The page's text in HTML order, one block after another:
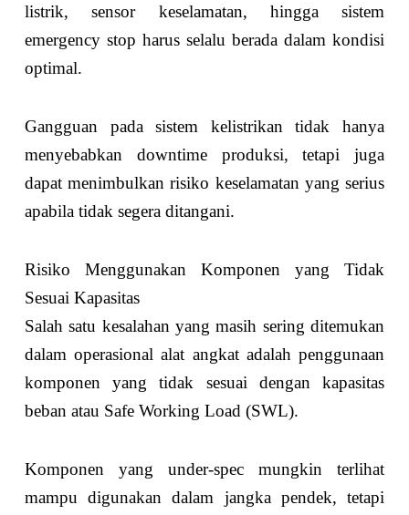
listrik, sensor keselamatan, hingga sistem
emergency stop harus selalu berada dalam kondisi
optimal.
Gangguan pada sistem kelistrikan tidak hanya
menyebabkan downtime produksi, tetapi juga
dapat menimbulkan risiko keselamatan yang serius
apabila tidak segera ditangani.
Risiko Menggunakan Komponen yang Tidak
Sesuai Kapasitas
Salah satu kesalahan yang masih sering ditemukan
dalam operasional alat angkat adalah penggunaan
komponen yang tidak sesuai dengan kapasitas
beban atau Safe Working Load (SWL).
Komponen yang under-spec mungkin terlihat
mampu digunakan dalam jangka pendek, tetapi